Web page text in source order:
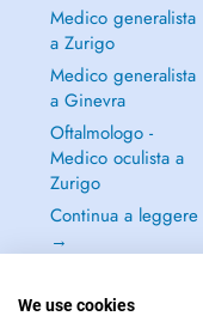
Medico generalista
a Zurigo
Medico generalista
a Ginevra
Oftalmologo -
Medico oculista a
Zurigo
Continua a leggere
→
We use cookies